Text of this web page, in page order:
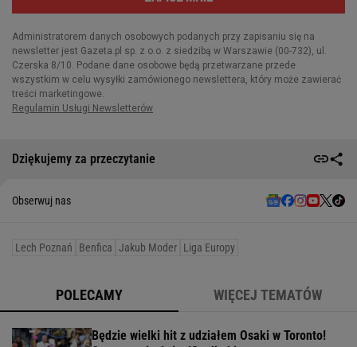
Dziękujemy za przeczytanie
Obserwuj nas
Lech Poznań Benfica Jakub Moder Liga Europy
POLECAMY WIĘCEJ TEMATÓW
Będzie wielki hit z udziałem Osaki w Toronto!